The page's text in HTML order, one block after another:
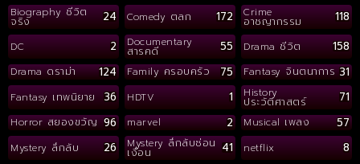
Biography ชีวิต
จริง 24 Comedy ตลก 172 Crime
อาชญากรรม 118
DC 2 Documentary
สารคดี 55 Drama ชีวิต 158
Drama ดราม่า 124 Family ครอบครัว 75 Fantasy จินตนาการ 31
Fantasy เทพนิยาย 36 HDTV 1 History
ประวัติศาสตร์ 71
Horror สยองขวัญ 96 marvel 2 Musical เพลง 57
Mystery ลึกลับ 26 Mystery ลึกลับซ่อน
เงื่อน 41 netflix 8